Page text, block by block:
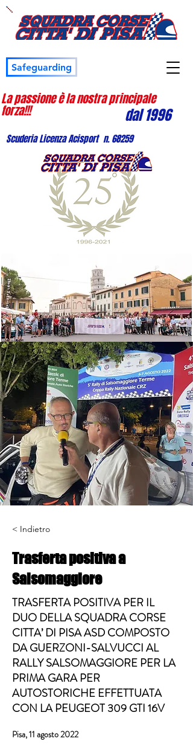
Safeguarding
La passione è la nostra principale
forza!!! dal 1996
Scuderia Licenza Acisport n. 68259
< Indietro
Trasferta positiva a
Salsomaggiore
TRASFERTA POSITIVA PER IL
DUO DELLA SQUADRA CORSE
CITTA’ DI PISA ASD COMPOSTO
DA GUERZONI-SALVUCCI AL
RALLY SALSOMAGGIORE PER LA
PRIMA GARA PER
AUTOSTORICHE EFFETTUATA
CON LA PEUGEOT 309 GTI 16V
Pisa, 11 agosto 2022